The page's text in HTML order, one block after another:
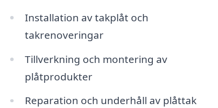
Installation av takplåt och
takrenoveringar
Tillverkning och montering av
plåtprodukter
Reparation och underhåll av plåttak